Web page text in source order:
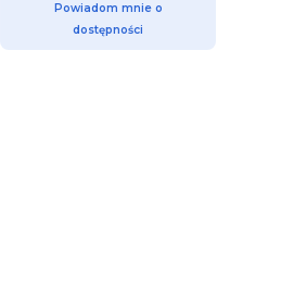
Powiadom mnie o
dostępności